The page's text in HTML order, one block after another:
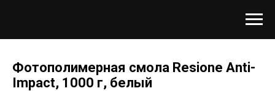
Фотополимерная смола Resione Anti-
Impact, 1000 г, белый